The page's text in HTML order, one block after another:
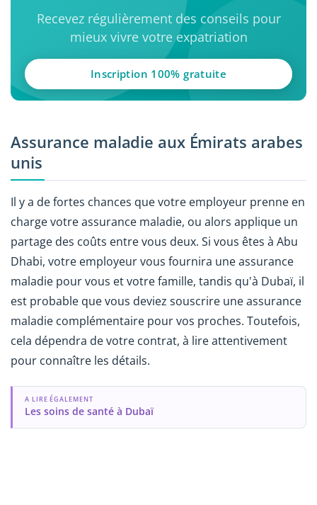
Recevez régulièrement des conseils pour
mieux vivre votre expatriation
Inscription 100% gratuite
Assurance maladie aux Émirats arabes
unis
Il y a de fortes chances que votre employeur prenne en
charge votre assurance maladie, ou alors applique un
partage des coûts entre vous deux. Si vous êtes à Abu
Dhabi, votre employeur vous fournira une assurance
maladie pour vous et votre famille, tandis qu'à Dubaï, il
est probable que vous deviez souscrire une assurance
maladie complémentaire pour vos proches. Toutefois,
cela dépendra de votre contrat, à lire attentivement
pour connaître les détails.
A LIRE ÉGALEMENT
Les soins de santé à Dubaï